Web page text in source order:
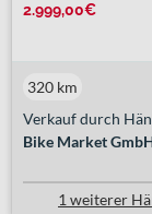
2.999,00€
Verkauf durch
Bike Market
320 km
1 weiterer